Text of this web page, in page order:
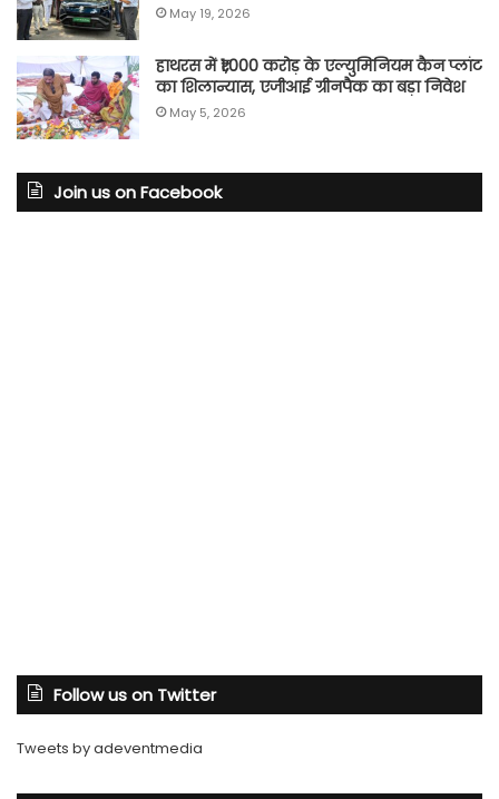
May 19, 2026
हाथरस में ₹1,000 करोड़ के एल्युमिनियम कैन प्लांट
का शिलान्यास, एजीआई ग्रीनपैक का बड़ा निवेश
May 5, 2026
Join us on Facebook
Follow us on Twitter
Tweets by adeventmedia